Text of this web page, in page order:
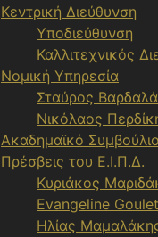
Κεντρική Διεύθυνση
Υποδιεύθυνση
Καλλιτεχνικός
Νομική Υπηρεσία
Σταύρος
Νικόλαος
Ακαδημαϊκό Συμβούλιο
Πρέσβεις του Ε.Ι.Π.Δ.
Κυριάκος
Evangeline
Ηλίας